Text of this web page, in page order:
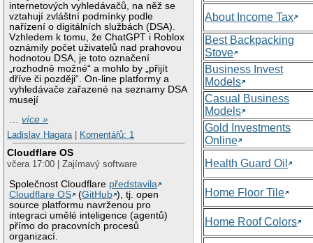
internetových vyhledávačů, na něž se
vztahují zvláštní podmínky podle
nařízení o digitálních službách (DSA).
Vzhledem k tomu, že ChatGPT i Roblox
oznámily počet uživatelů nad prahovou
hodnotou DSA, je toto označení
„rozhodně možné“ a mohlo by „přijít
dříve či později“. On-line platformy a
vyhledávače zařazené na seznamy DSA
musejí
…více »
Ladislav Hagara
Komentářů: 1
Cloudflare OS
včera 17:00 | Zajímavý software
Společnost Cloudflare představila
Cloudflare OS
(GitHub ), tj. open
source platformu navrženou pro
integraci umělé inteligence (agentů)
přímo do pracovních procesů
organizací.
About Income Tax
Best Backpacking
Stove
Business Invest
Models
Casual Business
Models
Gold Investments
Online
Health Guard Oil
Home Floor Tile
Home Roof Colors